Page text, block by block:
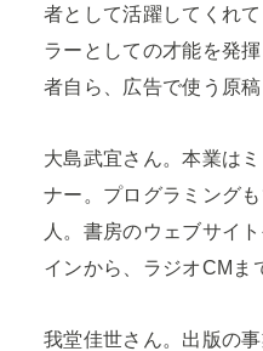
者として活躍してくれ
ラーとしての才能を発
者自ら、広告で使う原
大島武宜さん。本業は
ナー。プログラミング
人。書房のウェブサイ
インから、ラジオCMま
我堂佳世さん。出版の